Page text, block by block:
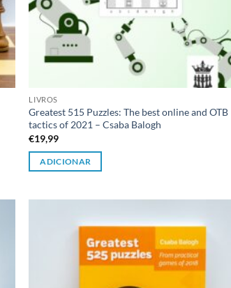
LIVROS
Greatest 515 Puzzles: The best online and OTB
tactics of 2021 – Csaba Balogh
€19,99
ADICIONAR
à lista de